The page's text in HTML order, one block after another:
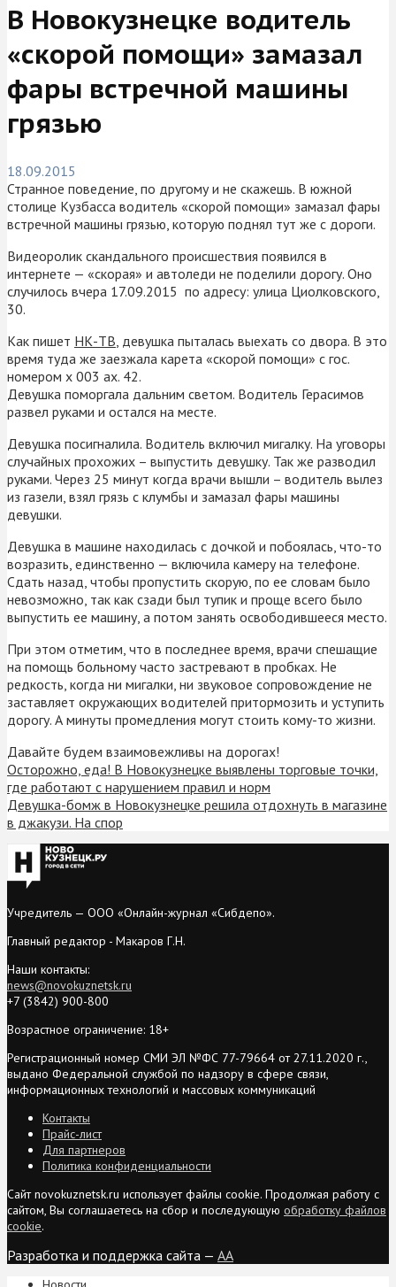
В Новокузнецке водитель
«скорой помощи» замазал
фары встречной машины
грязью
18.09.2015
Странное поведение, по другому и не скажешь. В южной
столице Кузбасса водитель «скорой помощи» замазал фары
встречной машины грязью, которую поднял тут же с дороги.
Видеоролик скандального происшествия появился в
интернете — «скорая» и автоледи не поделили дорогу. Оно
случилось вчера 17.09.2015 по адресу: улица Циолковского,
30.
Как пишет НК-ТВ , девушка пыталась выехать со двора. В это
время туда же заезжала карета «скорой помощи» с гос.
номером х 003 ах. 42.
Девушка поморгала дальним светом. Водитель Герасимов
развел руками и остался на месте.
Девушка посигналила. Водитель включил мигалку. На уговоры
случайных прохожих – выпустить девушку. Так же разводил
руками. Через 25 минут когда врачи вышли – водитель вылез
из газели, взял грязь с клумбы и замазал фары машины
девушки.
Девушка в машине находилась с дочкой и побоялась, что-то
возразить, единственно — включила камеру на телефоне.
Сдать назад, чтобы пропустить скорую, по ее словам было
невозможно, так как сзади был тупик и проще всего было
выпустить ее машину, а потом занять освободившееся место.
При этом отметим, что в последнее время, врачи спешащие
на помощь больному часто застревают в пробках. Не
редкость, когда ни мигалки, ни звуковое сопровождение не
заставляет окружающих водителей притормозить и уступить
дорогу. А минуты промедления могут стоить кому-то жизни.
Давайте будем взаимовежливы на дорогах!
Осторожно, еда! В Новокузнецке выявлены торговые точки,
где работают с нарушением правил и норм
Девушка-бомж в Новокузнецке решила отдохнуть в магазине
в джакузи. На спор
Учредитель — ООО «Онлайн-журнал «Сибдепо».
Главный редактор - Макаров Г.Н.
Наши контакты:
news@novokuznetsk.ru
+7 (3842) 900-800
Возрастное ограничение: 18+
Регистрационный номер СМИ ЭЛ №ФС 77-79664 от 27.11.2020 г.,
выдано Федеральной службой по надзору в сфере связи,
информационных технологий и массовых коммуникаций
Контакты
Прайс-лист
Для партнеров
Политика конфиденциальности
Сайт novokuznetsk.ru использует файлы cookie. Продолжая работу с
сайтом, Вы соглашаетесь на сбор и последующую обработку файлов
cookie.
Разработка и поддержка сайта — AA